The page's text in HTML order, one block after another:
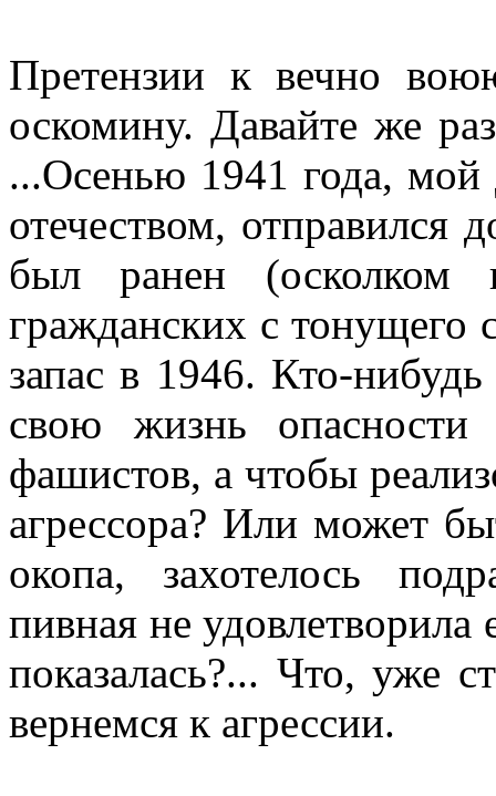
Претензии к вечно
оскомину. Давайте же
...Осенью 1941 года, мой
отечеством, отправился
был ранен (осколком
гражданских с тонущего
запас в 1946. Кто-
свою жизнь
фашистов, а чтобы
агрессора? Или может
окопа, захотелось
пивная не
показалась?... Что, уже
вернемся к агрессии.